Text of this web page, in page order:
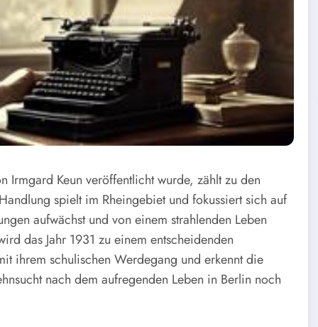
Irmgard Keun veröffentlicht wurde, zählt zu den
spielt im Rheingebiet und fokussiert sich auf
aufwächst und von einem strahlenden Leben
das Jahr 1931 zu einem entscheidenden
ihrem schulischen Werdegang und erkennt die
nach dem aufregenden Leben in Berlin noch